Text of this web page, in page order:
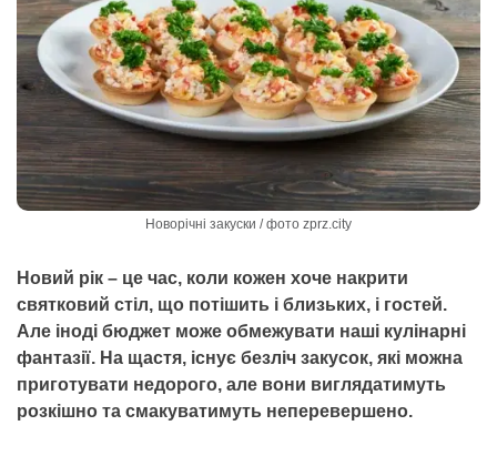
Новорічні закуски / фото zprz.city
Новий рік – це час, коли кожен хоче накрити
святковий стіл, що потішить і близьких, і гостей.
Але іноді бюджет може обмежувати наші кулінарні
фантазії. На щастя, існує безліч закусок, які можна
приготувати недорого, але вони виглядатимуть
розкішно та смакуватимуть неперевершено.